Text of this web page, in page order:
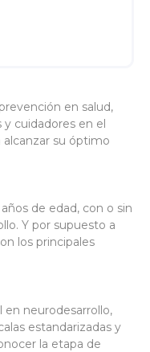
en salud,
y cuidadores en el
su óptimo
de edad, con o sin
Y por supuesto a
los principales
en neurodesarrollo,
estandarizadas y
la etapa de